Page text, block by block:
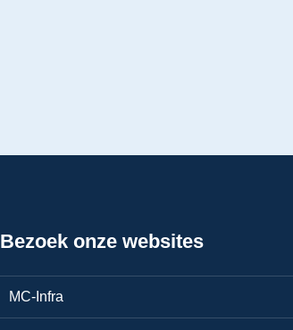
Bezoek onze websites
MC-Infra